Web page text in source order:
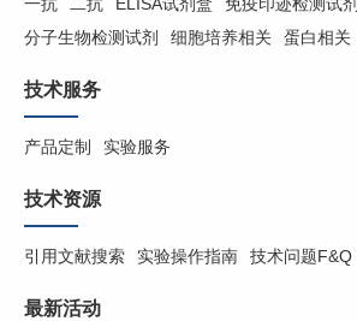
一抗 二抗 ELISA试剂盒 免疫印迹检测试剂
分子生物检测试剂
细胞培养相关 蛋白相关
技术服务
产品定制 实验服务
技术资源
引用文献搜索 实验操作指南 技术问题F&Q
最新活动